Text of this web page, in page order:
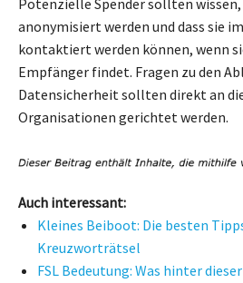
anonymisiert werden und dass sie
kontaktiert werden können, wenn
Empfänger findet. Fragen zu den
Datensicherheit sollten direkt an
Organisationen gerichtet werden.
Auch interessant:
Kleines Beiboot: Die besten
Kreuzworträtsel
FSL Bedeutung: Was hinter